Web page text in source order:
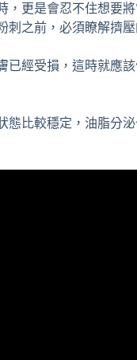
，更是會忍不住想要
之前，必須瞭解擠壓
已經受損，這時就應
態比較穩定，油脂分